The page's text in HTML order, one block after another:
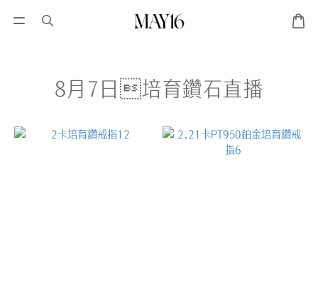
8月7日培育鑽石直播